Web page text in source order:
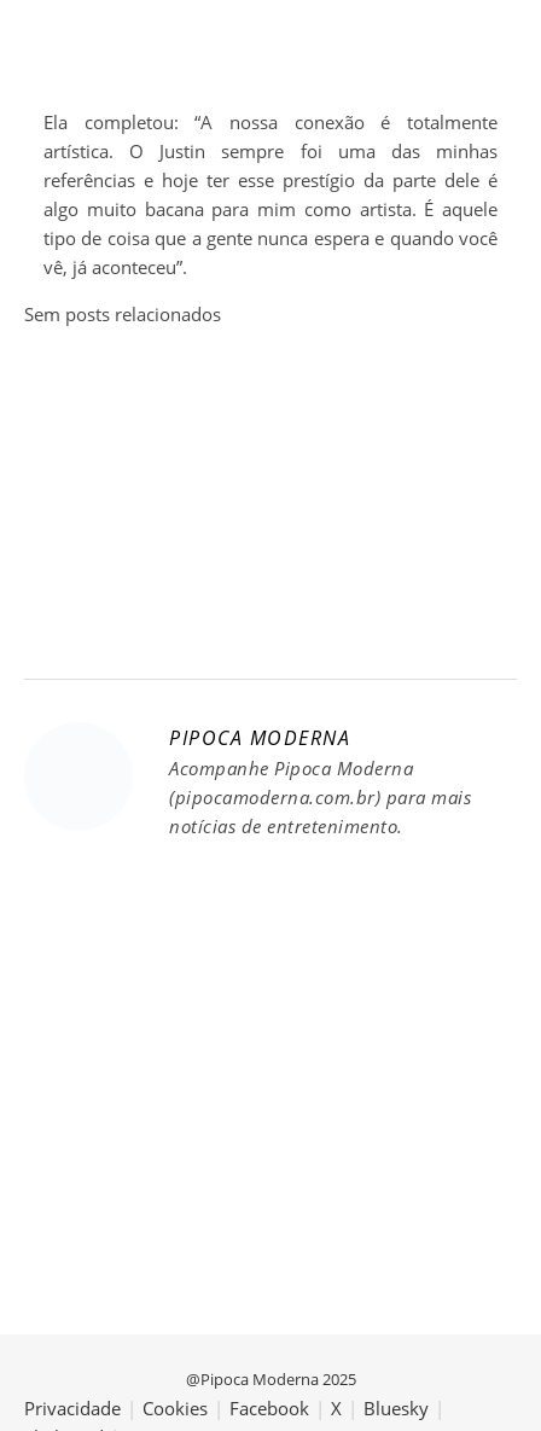
Ela completou: “A nossa conexão é totalmente
artística. O Justin sempre foi uma das minhas
referências e hoje ter esse prestígio da parte dele é
algo muito bacana para mim como artista. É aquele
tipo de coisa que a gente nunca espera e quando você
vê, já aconteceu”.
Sem posts relacionados
PIPOCA MODERNA
Acompanhe Pipoca Moderna
(pipocamoderna.com.br) para mais
notícias de entretenimento.
@Pipoca Moderna 2025
Privacidade | Cookies | Facebook | X | Bluesky |